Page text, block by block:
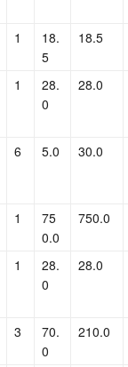
1
18.
5
18.5
1
28.
0
28.0
6 5.0 30.0
1
75
0.0
750.0
1
28.
0
28.0
3
70.
0
210.0